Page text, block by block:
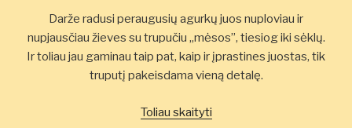
Darže radusi peraugusių agurkų juos nuploviau ir
nupjausčiau žieves su trupučiu „mėsos”, tiesiog iki sėklų.
Ir toliau jau gaminau taip pat, kaip ir įprastines juostas, tik
truputį pakeisdama vieną detalę.
Toliau skaityti„Marinuoti